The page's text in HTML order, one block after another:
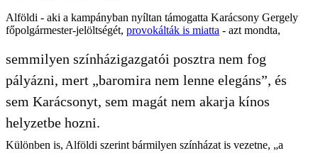
Alföldi - aki a kampányban nyíltan támogatta Karácsony Gergely
főpolgármester-jelöltségét, provokálták is miatta - azt mondta,
semmilyen színházigazgatói posztra nem fog
pályázni, mert „baromira nem lenne elegáns”, és
sem Karácsonyt, sem magát nem akarja kínos
helyzetbe hozni.
Különben is, Alföldi szerint bármilyen színházat is vezetne, „a